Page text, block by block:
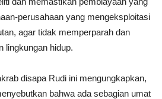
perusahaan yang mengeksploitasi
agar tidak memperparah dan
lingkungan hidup.
disapa Rudi ini mengungkapkan,
bahwa ada sebagian umat